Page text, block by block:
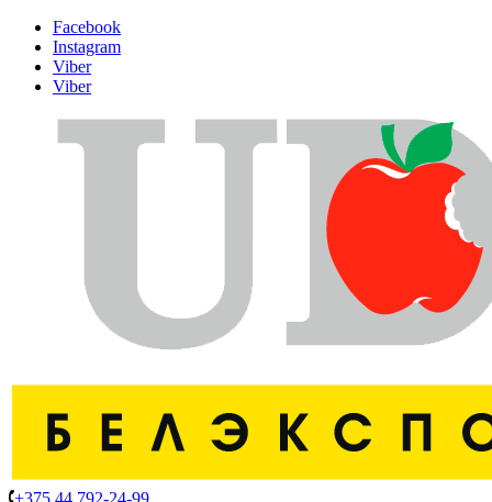
Facebook
Instagram
Viber
Viber
+375 44 792-24-99